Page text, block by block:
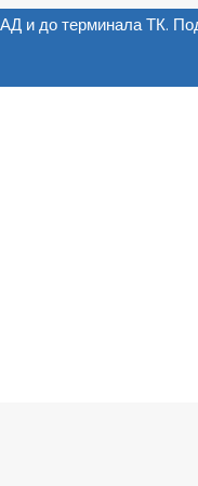
и до терминала